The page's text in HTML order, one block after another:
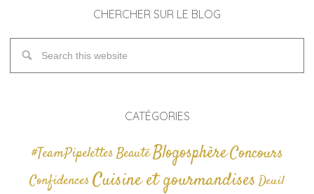
CHERCHER SUR LE BLOG
CATÉGORIES
#TeamPipelettesBeautéBlogosphèreConcours
Confidences Cuisine et gourmandises Deuil